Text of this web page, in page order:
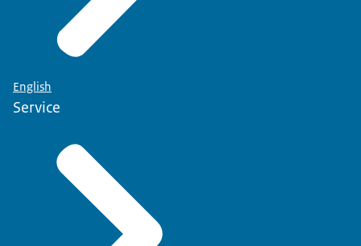
English
Service